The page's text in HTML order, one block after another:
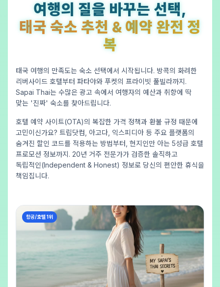
여행의 질을 바꾸는 선택,
태국 숙소 추천 & 예약 완전 정
복
태국 여행의 만족도는 숙소 선택에서 시작됩니다. 방콕의 화려한
리버사이드 호텔부터 파타야와 푸켓의 프라이빗 풀빌라까지.
Sapai Thai는 수많은 광고 속에서 여행자의 예산과 취향에 딱
맞는 '진짜' 숙소를 찾아드립니다.
호텔 예약 사이트(OTA)의 복잡한 가격 정책과 환불 규정 때문에
고민이신가요? 트립닷컴, 아고다, 익스피디아 등 주요 플랫폼의
숨겨진 할인 코드를 적용하는 방법부터, 현지인만 아는 5성급 호텔
프로모션 정보까지. 20년 거주 전문가가 검증한 솔직하고
독립적인(Independent & Honest) 정보로 당신의 편안한 휴식을
책임집니다.
항공/호텔 1위